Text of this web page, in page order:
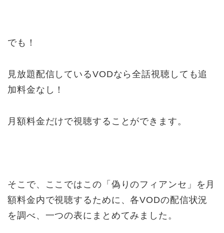
でも！
見放題配信しているVODなら全話視聴しても追
加料金なし！
月額料金だけで視聴することができます。
そこで、ここではこの「偽りのフィアンセ」を月
額料金内で視聴するために、各VODの配信状況
を調べ、一つの表にまとめてみました。